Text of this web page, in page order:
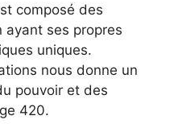
composé des
ayant ses propres
uniques.
nous donne un
pouvoir et des
420.